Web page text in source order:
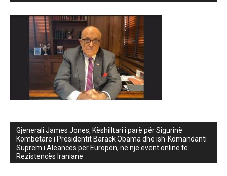
Gjenerali James Jones, Këshilltari i parë për Sigurinë
Kombëtare i Presidentit Barack Obama dhe ish-Komandanti
Suprem i Aleancës për Europën, në një event online të
Rezistencës Iraniane